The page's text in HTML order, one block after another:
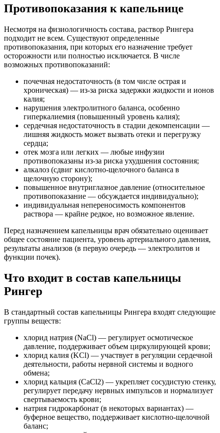
Противопоказания к капельнице
Несмотря на физиологичность состава, раствор Рингера
подходит не всем. Существуют определенные
противопоказания, при которых его назначение требует
осторожности или полностью исключается. В числе
возможных противопоказаний:
почечная недостаточность (в том числе острая и
хроническая) — из-за риска задержки жидкости и ионов
калия;
нарушения электролитного баланса, особенно
гиперкалиемия (повышенный уровень калия);
сердечная недостаточность в стадии декомпенсации —
лишняя жидкость может вызвать отеки и перегрузку
сердца;
отек мозга или легких — любые инфузии
противопоказаны из-за риска ухудшения состояния;
алкалоз (сдвиг кислотно-щелочного баланса в
щелочную сторону);
повышенное внутриглазное давление (относительное
противопоказание — обсуждается индивидуально);
индивидуальная непереносимость компонентов
раствора — крайне редкое, но возможное явление.
Перед назначением капельницы врач обязательно оценивает
общее состояние пациента, уровень артериального давления,
результаты анализов (в первую очередь — электролитов и
функции почек).
Что входит в состав капельницы
Рингер
В стандартный состав капельницы Рингера входят следующие
группы веществ:
хлорид натрия (NaCl) — регулирует осмотическое
давление, поддерживает объем циркулирующей крови;
хлорид калия (KCl) — участвует в регуляции сердечной
деятельности, работы нервной системы и водного
обмена;
хлорид кальция (CaCl2) — укрепляет сосудистую стенку,
регулирует передачу нервных импульсов и нормализует
свертываемость крови;
натрия гидрокарбонат (в некоторых вариантах) —
буферное вещество, поддерживает кислотно-щелочной
баланс;